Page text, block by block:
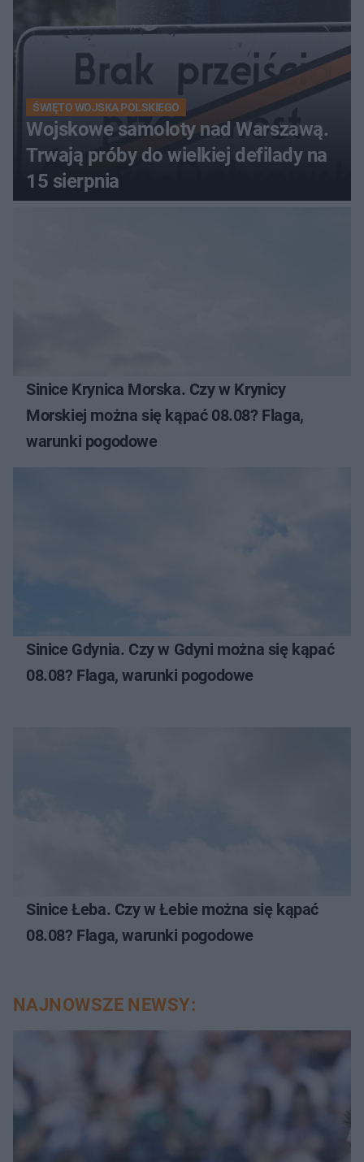
ŚWIĘTO WOJSKA POLSKIEGO
Wojskowe samoloty nad Warszawą.
Trwają próby do wielkiej defilady na
15 sierpnia
Sinice Krynica Morska. Czy w Krynicy
Morskiej można się kąpać 08.08? Flaga,
warunki pogodowe
Sinice Gdynia. Czy w Gdyni można się kąpać
08.08? Flaga, warunki pogodowe
Sinice Łeba. Czy w Łebie można się kąpać
08.08? Flaga, warunki pogodowe
NAJNOWSZE NEWSY: